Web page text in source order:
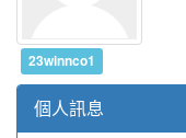
23winnco1
個人訊息